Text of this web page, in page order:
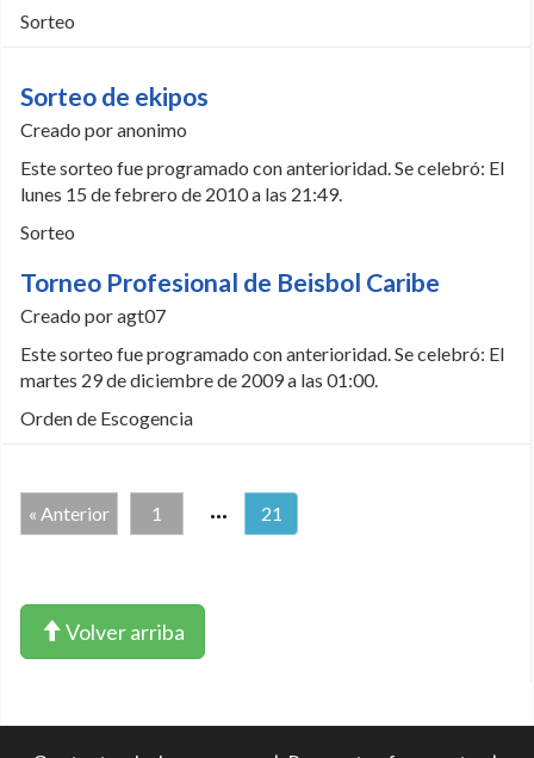
Sorteo
Sorteo de ekipos
Creado por anonimo
Este sorteo fue programado con anterioridad. Se celebró: El
lunes 15 de febrero de 2010 a las 21:49.
Sorteo
Torneo Profesional de Beisbol Caribe
Creado por agt07
Este sorteo fue programado con anterioridad. Se celebró: El
martes 29 de diciembre de 2009 a las 01:00.
Orden de Escogencia
« Anterior 1 ... 21
Volver arriba